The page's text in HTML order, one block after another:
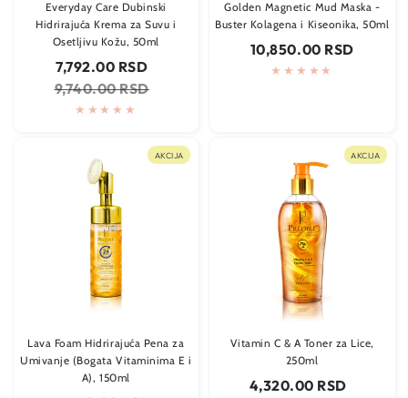
Everyday Care Dubinski
Hidrirajuća Krema za Suvu i
Osetljivu Kožu, 50ml
Cena
na
sniženju
7,792.00 RSD
9,740.00 RSD
Golden Magnetic Mud Maska -
Buster Kolagena i Kiseonika, 50ml
Regularna
cena
10,850.00 RSD
AKCIJA
Lava Foam Hidrirajuća Pena za
Umivanje (Bogata Vitaminima E i
A), 150ml
AKCIJA
Vitamin C & A Toner za Lice,
250ml
Cena
4,320.00 RSD